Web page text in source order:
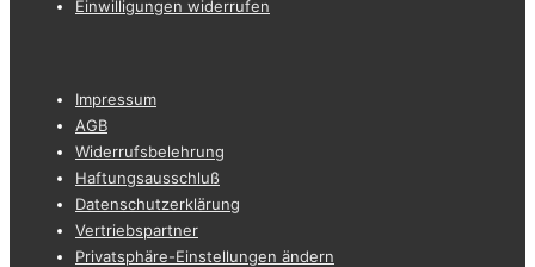
Einwilligungen widerrufen
Footer-
Menü
Impressum
AGB
Widerrufsbelehrung
Haftungsausschluß
Datenschutzerklärung
Vertriebspartner
Privatsphäre-Einstellungen ändern